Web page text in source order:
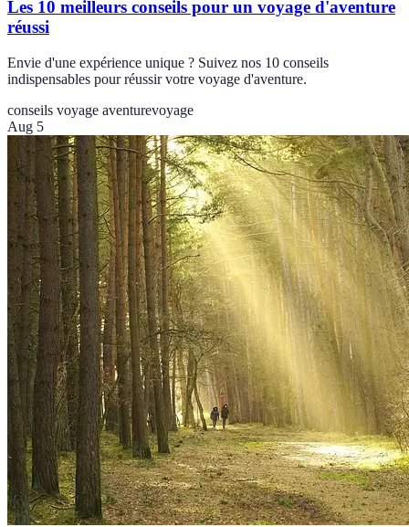
Les 10 meilleurs conseils pour un voyage d'aventure
réussi
Envie d'une expérience unique ? Suivez nos 10 conseils
indispensables pour réussir votre voyage d'aventure.
conseils voyage aventurevoyage
Aug 5